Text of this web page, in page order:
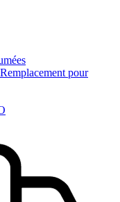
pour